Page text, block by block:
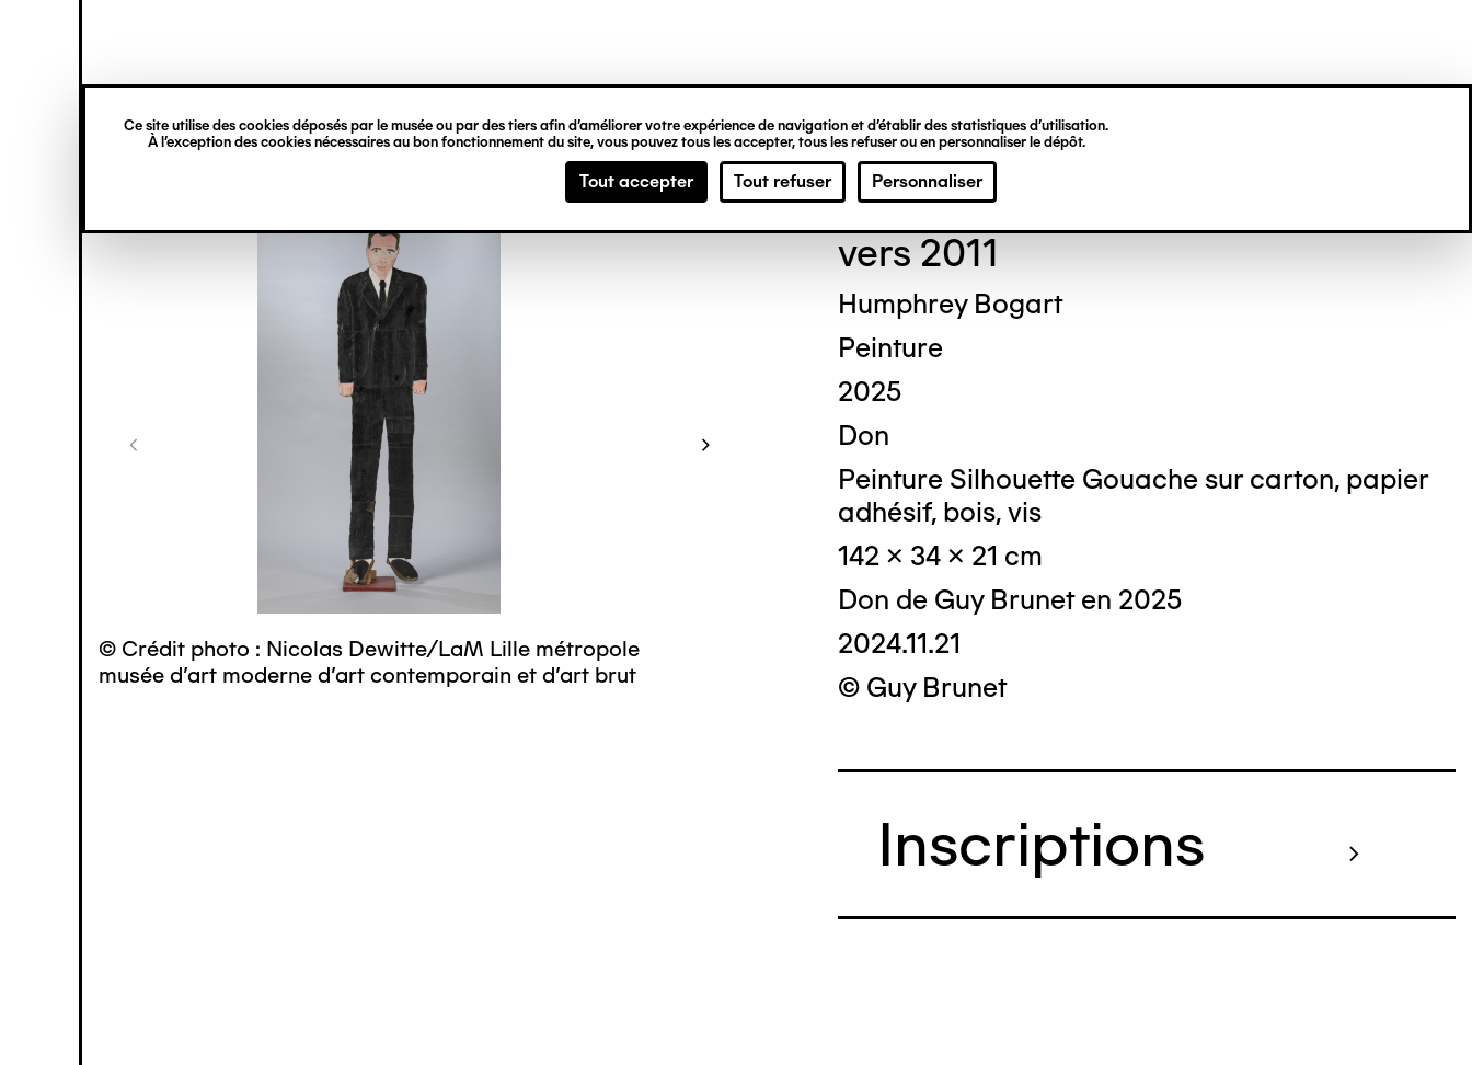
Ce site utilise des cookies déposés par le musée ou par des tiers afin d’améliorer votre expérience de navigation et d’établir des statistiques d’utilisation.
À l’exception des cookies nécessaires au bon fonctionnement du site, vous pouvez tous les accepter, tous les refuser ou en personnaliser le dépôt.
Tout accepter Tout refuser Personnaliser
principal
verticale
© Crédit photo : Nicolas Dewitte/LaM Lille métropole
musée d’art moderne d’art contemporain et d’art brut
© Crédit photo : Nicolas Dewitte/LaM Lille métropole
musée d’art moderne d’art contemporain et d’art brut
Guy BRUNET
vers 2011
Humphrey Bogart
Peinture
2025
Don
Peinture Silhouette Gouache sur carton, papier
adhésif, bois, vis
142 x 34 x 21 cm
Don de Guy Brunet en 2025
2024.11.21
© Guy Brunet
Inscriptions